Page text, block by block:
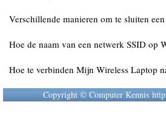
Verschillende manieren om te sluiten
Hoe de naam van een netwerk SSID op
Hoe te verbinden Mijn Wireless Laptop
Copyright © Computer Kennis